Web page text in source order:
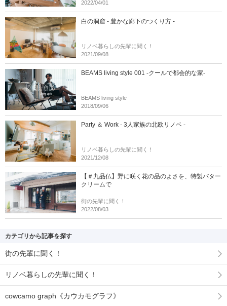
2022/04/01
白の洞窟 - 豊かな廊下のつくり方 -
リノベ暮らしの先輩に聞く！
2021/09/08
BEAMS living style 001 -クールで都会的な家-
BEAMS living style
2018/09/06
Party ＆ Work - 3人家族の北欧リノベ -
リノベ暮らしの先輩に聞く！
2021/12/08
【＃九品仏】野に咲く花の品のよさを、特製バター
クリームで
街の先輩に聞く！
2022/08/03
カテゴリから記事を探す
街の先輩に聞く！
リノベ暮らしの先輩に聞く！
cowcamo graph《カウカモグラフ》